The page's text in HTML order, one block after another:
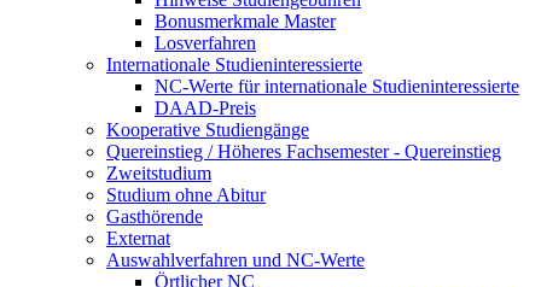
Bonusmerkmale Master
Losverfahren
Internationale Studieninteressierte
NC-Werte für internationale Studieninteressierte
DAAD-Preis
Kooperative Studiengänge
Quereinstieg / Höheres Fachsemester - Quereinstieg
Zweitstudium
Studium ohne Abitur
Gasthörende
Externat
Auswahlverfahren und NC-Werte
Örtlicher NC